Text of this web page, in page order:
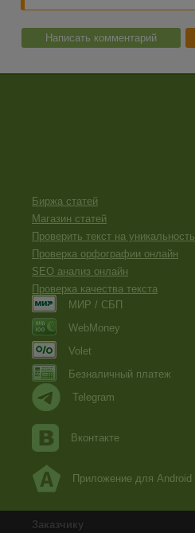
Написать комментарий
Биржа статей
Магазин статей
Проверить текст на уникальность
Проверка орфографии онлайн
SEO анализ онлайн
Проверка качества текста
МИР / СБП
WebMoney
Volet
Безналичный платеж
Telegram
Вконтакте
Приложение для Android
Заказчику